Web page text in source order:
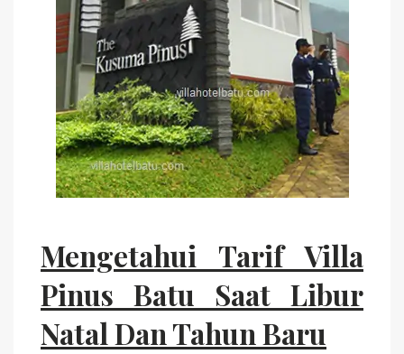
Mengetahui Tarif Villa
Pinus Batu Saat Libur
Natal Dan Tahun Baru